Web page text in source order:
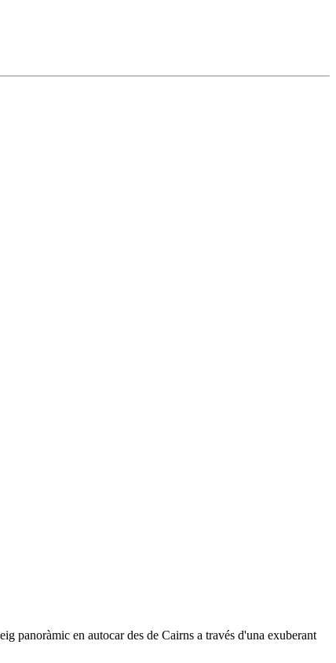
panoràmic en autocar des de Cairns a través d'una exuberant